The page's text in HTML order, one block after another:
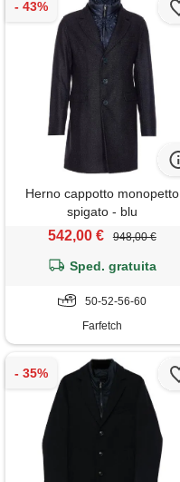
Herno cappotto monopetto
spigato - blu
542,00 € 948,00 €
Sped. gratuita
50-52-56-60
Farfetch